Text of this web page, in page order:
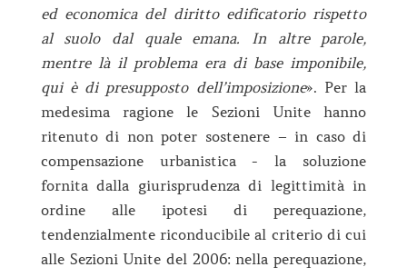
ed economica del diritto edificatorio rispetto
al suolo dal quale emana. In altre parole,
mentre là il problema era di base imponibile,
qui è di presupposto dell’imposizione». Per la
medesima ragione le Sezioni Unite hanno
ritenuto di non poter sostenere – in caso di
compensazione urbanistica - la soluzione
fornita dalla giurisprudenza di legittimità in
ordine alle ipotesi di perequazione,
tendenzialmente riconducibile al criterio di cui
alle Sezioni Unite del 2006: nella perequazione,